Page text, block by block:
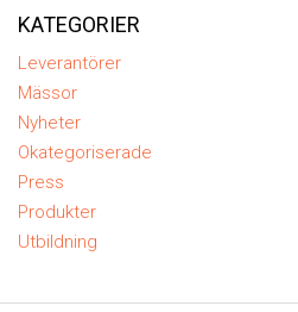
KATEGORIER
Leverantörer
Mässor
Nyheter
Okategoriserade
Press
Produkter
Utbildning